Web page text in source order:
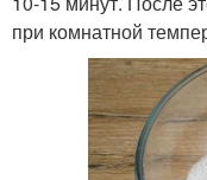
при комнатной